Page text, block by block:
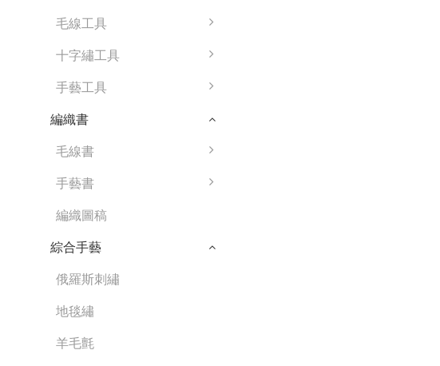
毛線工具
十字繡工具
手藝工具
編織書
毛線書
手藝書
編織圖稿
綜合手藝
俄羅斯刺繡
地毯繡
羊毛氈